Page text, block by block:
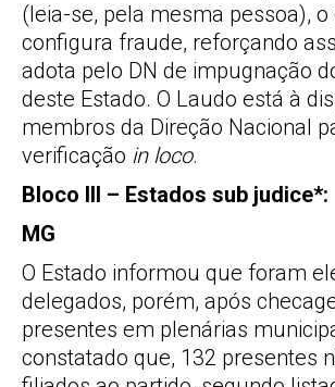
(leia-se, pela mesma pessoa), o
configura fraude, reforçando
adota pelo DN de impugnação
deste Estado. O Laudo está à
membros da Direção Nacional
verificação in loco.
Bloco III – Estados sub judice*:
MG
O Estado informou que foram
delegados, porém, após
presentes em plenárias
constatado que, 132 presentes